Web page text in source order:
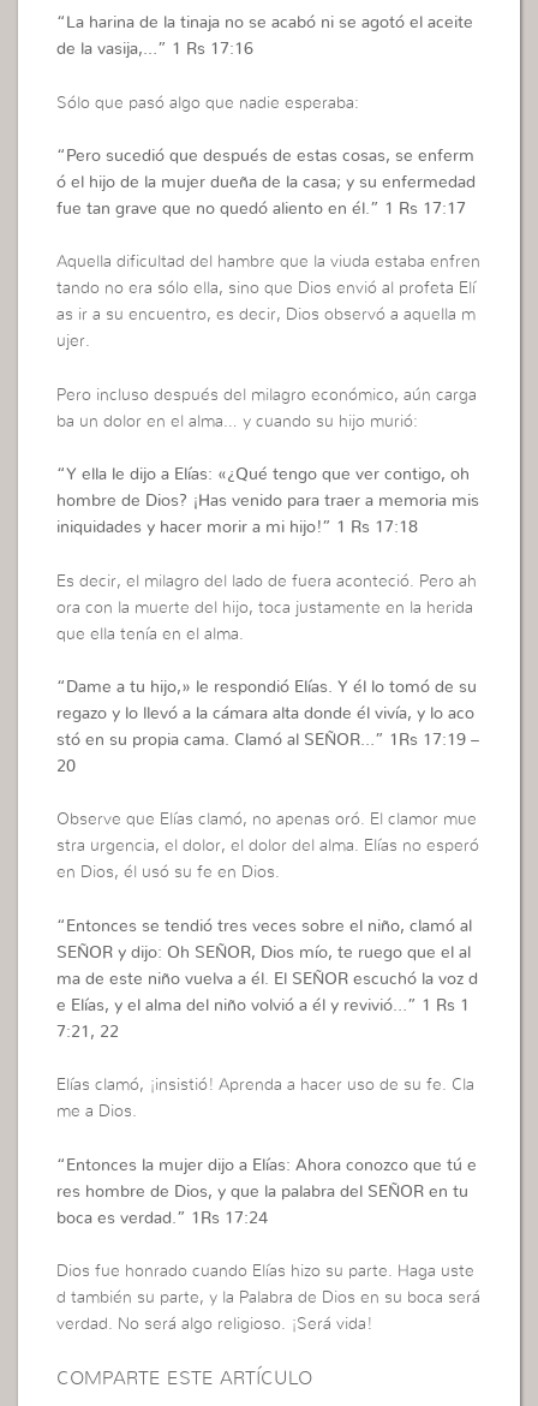
“ La harina de la tinaja no se acabó ni se agotó el aceite
de la vasija,…” 1 Rs 17:16
Sólo que pasó algo que nadie esperaba:
“ Pero sucedió que después de estas cosas, se enferm
ó el hijo de la mujer dueña de la casa; y su enfermedad
fue tan grave que no quedó aliento en él.” 1 Rs 17:17
Aquella dificultad del hambre que la viuda estaba enfren
tando no era sólo ella, sino que Dios envió al profeta Elí
as ir a su encuentro, es decir, Dios observó a aquella m
ujer.
Pero incluso después del milagro económico, aún carga
ba un dolor en el alma… y cuando su hijo murió:
“Y ella le dijo a Elías: «¿Qué tengo que ver contigo, oh
hombre de Dios? ¡Has venido para traer a memoria mis
iniquidades y hacer morir a mi hijo!” 1 Rs 17:18
Es decir, el milagro del lado de fuera aconteció. Pero ah
ora con la muerte del hijo, toca justamente en la herida
que ella tenía en el alma.
“ Dame a tu hijo,» le respondió Elías. Y él lo tomó de su
regazo y lo llevó a la cámara alta donde él vivía, y lo aco
stó en su propia cama. Clamó al SEÑOR…” 1Rs 17:19 –
20
Observe que Elías clamó, no apenas oró. El clamor mue
stra urgencia, el dolor, el dolor del alma. Elías no esperó
en Dios, él usó su fe en Dios.
“ Entonces se tendió tres veces sobre el niño, clamó al
SEÑOR y dijo: Oh SEÑOR, Dios mío, te ruego que el al
ma de este niño vuelva a él. El SEÑOR escuchó la voz d
e Elías, y el alma del niño volvió a él y revivió…” 1 Rs 1
7:21, 22
Elías clamó, ¡insistió! Aprenda a hacer uso de su fe. Cla
me a Dios.
“ Entonces la mujer dijo a Elías: Ahora conozco que tú e
res hombre de Dios, y que la palabra del SEÑOR en tu
boca es verdad.” 1Rs 17:24
Dios fue honrado cuando Elías hizo su parte. Haga uste
d también su parte, y la Palabra de Dios en su boca será
verdad. No será algo religioso. ¡Será vida!
COMPARTE ESTE ARTÍCULO